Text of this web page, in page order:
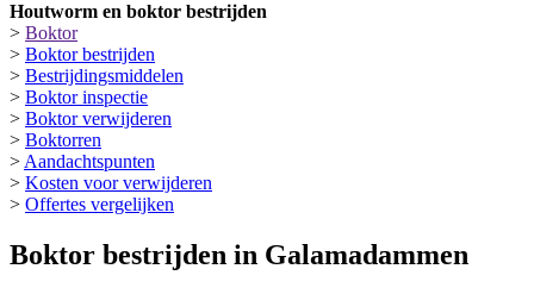
Houtworm en boktor bestrijden
> Boktor
> Boktor bestrijden
> Bestrijdingsmiddelen
> Boktor inspectie
> Boktor verwijderen
> Boktorren
>Aandachtspunten
> Kosten voor verwijderen
> Offertes vergelijken
Boktor bestrijden in Galamadammen